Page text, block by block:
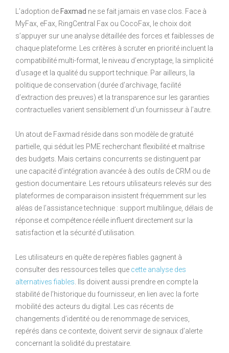
L’adoption de Faxmad ne se fait jamais en vase clos. Face à
MyFax, eFax, RingCentral Fax ou CocoFax, le choix doit
s’appuyer sur une analyse détaillée des forces et faiblesses de
chaque plateforme. Les critères à scruter en priorité incluent la
compatibilité multi-format, le niveau d’encryptage, la simplicité
d’usage et la qualité du support technique. Par ailleurs, la
politique de conservation (durée d’archivage, facilité
d’extraction des preuves) et la transparence sur les garanties
contractuelles varient sensiblement d’un fournisseur à l’autre.
Un atout de Faxmad réside dans son modèle de gratuité
partielle, qui séduit les PME recherchant flexibilité et maîtrise
des budgets. Mais certains concurrents se distinguent par
une capacité d’intégration avancée à des outils de CRM ou de
gestion documentaire. Les retours utilisateurs relevés sur des
plateformes de comparaison insistent fréquemment sur les
aléas de l’assistance technique : support multilingue, délais de
réponse et compétence réelle influent directement sur la
satisfaction et la sécurité d’utilisation.
Les utilisateurs en quête de repères fiables gagnent à
consulter des ressources telles que cette analyse des
alternatives fiables . Ils doivent aussi prendre en compte la
stabilité de l’historique du fournisseur, en lien avec la forte
mobilité des acteurs du digital. Les cas récents de
changements d’identité ou de renommage de services,
repérés dans ce contexte, doivent servir de signaux d’alerte
concernant la solidité du prestataire.